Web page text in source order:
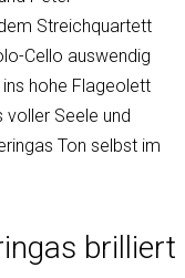
Streichquartett
Cello auswendig
hohe Flageolett
voller Seele und
Ton selbst im
brilliert